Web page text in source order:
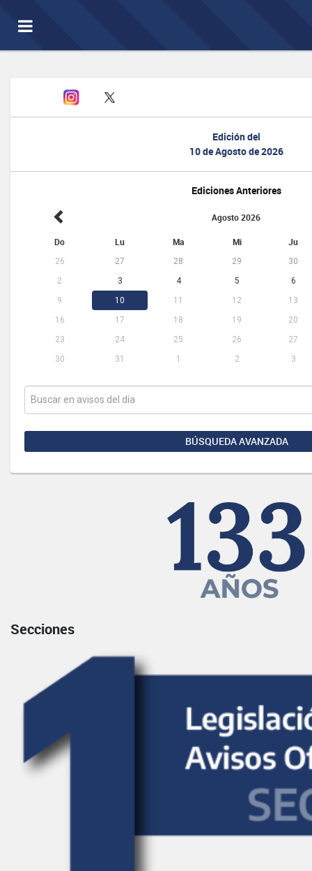
Toggle
navigation
Edición del
10 de Agosto de 2026
Ediciones Anteriores
Agosto 2026
Do Lu Ma Mi Ju
26 27 28 29
30
2
3 4 5
6
9
10 11 12
13
16
17 18 19
20
23
24 25 26
27
30
31 1 2 3
BÚSQUEDA AVANZADA
Secciones